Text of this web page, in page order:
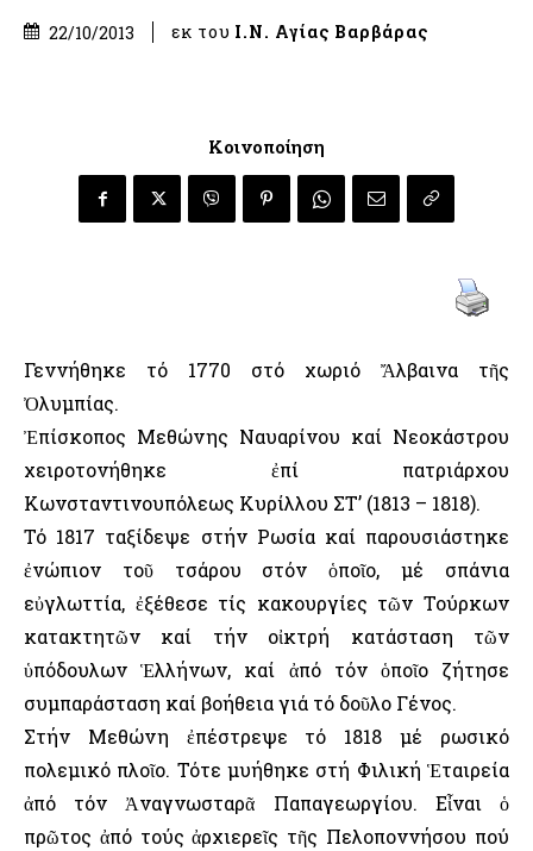
22/10/2013 εκ του Ι.Ν. Αγίας Βαρβάρας
Κοινοποίηση
Γεννήθηκε τό 1770 στό χωριό Ἄλβαινα τῆς
Ὀλυμπίας.
Ἐπίσκοπος Μεθώνης Ναυαρίνου καί Νεοκάστρου
χειροτονήθηκε ἐπί πατριάρχου
Κωνσταντινουπόλεως Κυρίλλου ΣΤ’ (1813 – 1818).
Τό 1817 ταξίδεψε στήν Ρωσία καί παρουσιάστηκε
ἐνώπιον τοῦ τσάρου στόν ὁποῖο, μέ σπάνια
εὐγλωττία, ἐξέθεσε τίς κακουργίες τῶν Τούρκων
κατακτητῶν καί τήν οἰκτρή κατάσταση τῶν
ὑπόδουλων Ἑλλήνων, καί ἀπό τόν ὁποῖο ζήτησε
συμπαράσταση καί βοήθεια γιά τό δοῦλο Γένος.
Στήν Μεθώνη ἐπέστρεψε τό 1818 μέ ρωσικό
πολεμικό πλοῖο. Τότε μυήθηκε στή Φιλική Ἑταιρεία
ἀπό τόν Ἀναγνωσταρᾶ Παπαγεωργίου. Εἶναι ὁ
πρῶτος ἀπό τούς ἀρχιερεῖς τῆς Πελοποννήσου πού